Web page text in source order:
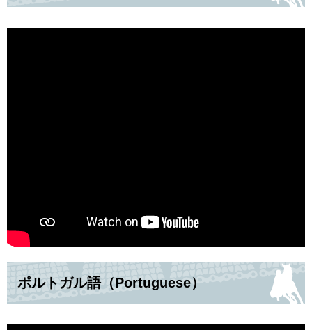
ポルトガル語（Portuguese）